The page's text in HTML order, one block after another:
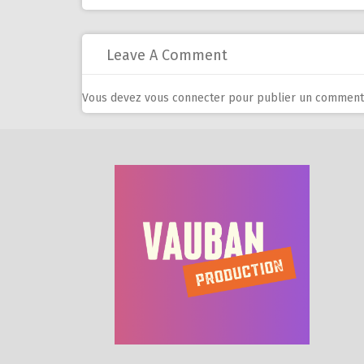
Leave A Comment
Vous devez vous connecter pour publier un